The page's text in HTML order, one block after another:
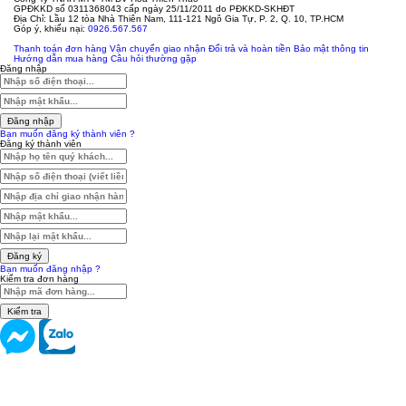
GPĐKKD số 0311368043 cấp ngày 25/11/2011 do PĐKKD-SKHĐT
Địa Chỉ: Lầu 12 tòa Nhà Thiên Nam, 111-121 Ngô Gia Tự, P. 2, Q. 10, TP.HCM
Góp ý, khiếu nại: 0926.567.567
Thanh toán đơn hàng Vận chuyển giao nhận Đổi trả và hoàn tiền Bảo mật thông tin
Hướng dẫn mua hàng Câu hỏi thường gặp
Đăng nhập
Đăng nhập
Bạn muốn đăng ký thành viên ?
Đăng ký thành viên
Đăng ký
Bạn muốn đăng nhập ?
Kiểm tra đơn hàng
Kiểm tra